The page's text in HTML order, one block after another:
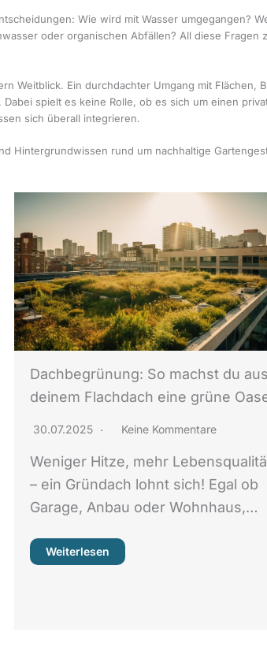
Wie wird mit Wasser umgegangen?
oder organischen Abfällen? All diese
Weitblick. Ein durchdachter Umgang mit Flächen,
spielt es keine Rolle, ob es sich um einen
sich überall integrieren.
Hintergrundwissen rund um nachhaltige
Dachbegrünung: So machst du aus
deinem Flachdach eine grüne
30.07.2025 Keine Kommentare
Weniger Hitze, mehr
– ein Gründach lohnt sich! Egal ob
Garage, Anbau oder Wohnhaus,…
Weiterlesen